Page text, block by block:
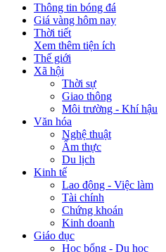
Thông tin bóng đá
Giá vàng hôm nay
Thời tiết
Xem thêm tiện ích
Thế giới
Xã hội
Thời sự
Giao thông
Môi trường - Khí hậu
Văn hóa
Nghệ thuật
Ẩm thực
Du lịch
Kinh tế
Lao động - Việc làm
Tài chính
Chứng khoán
Kinh doanh
Giáo dục
Học bổng - Du học